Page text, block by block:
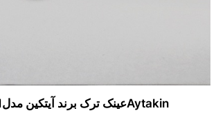
Aytakinعینک ترک برند آیتکین مدلA2120c1